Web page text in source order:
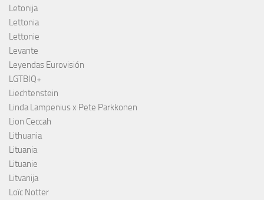
Letonija
Lettonia
Lettonie
Levante
Leyendas Eurovisión
LGTBIQ+
Liechtenstein
Linda Lampenius x Pete Parkkonen
Lion Ceccah
Lithuania
Lituania
Lituanie
Litvanija
Loïc Notter